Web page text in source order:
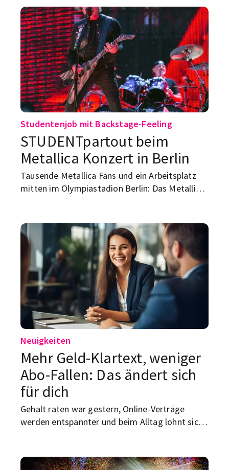
Studentenjob mit Backstage-Feeling
STUDENTpartout beim
Metallica Konzert in Berlin
Tausende Metallica Fans und ein Arbeitsplatz
mitten im Olympiastadion Berlin: Das Metallica
Neuigkeiten
Mehr Geld-Klartext, weniger
Abo-Fallen: Das ändert sich
für dich
Gehalt raten war gestern, Online-Verträge
werden entspannter und beim Alltag lohnt sich